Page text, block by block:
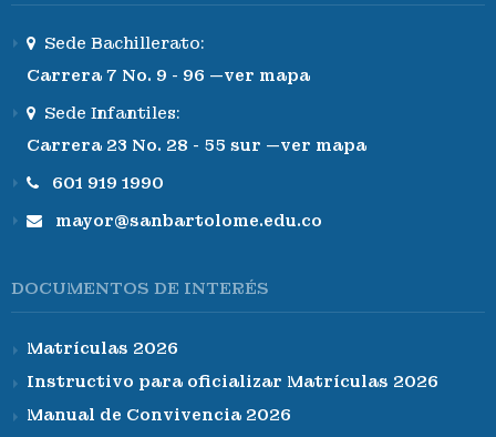
Sede Bachillerato:
Carrera 7 No. 9 - 96 —ver mapa
Sede Infantiles:
Carrera 23 No. 28 - 55 sur —ver mapa
601 919 1990
mayor@sanbartolome.edu.co
DOCUMENTOS DE INTERÉS
Matrículas 2026
Instructivo para oficializar Matrículas 2026
Manual de Convivencia 2026